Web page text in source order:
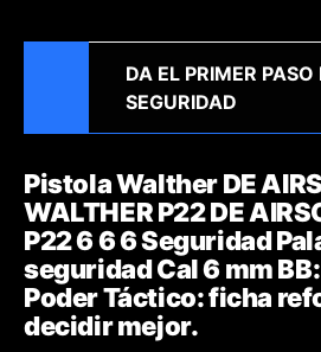
DA EL PRIMER
SEGURIDAD
Pistola Walther DE
WALTHER P22 DE
P22 6 6 6 Seguridad
seguridad Cal 6 mm
Poder Táctico: ficha
decidir mejor.